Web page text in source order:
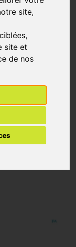
site,
site et
de nos